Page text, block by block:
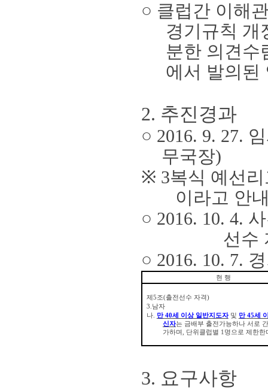
○ 클럽간 이해
경기규칙 개
분한 의견수
에서 발의된
2. 추진경과
○ 2016. 9. 27.
무국장)
※ 3복식 예선
이라고 안
○ 2016. 10. 4.
선수
○ 2016. 10. 7.
현 행
제5조(출전선수 자격)
3. 남자
나. 만40세 이상 일반지도자 및 만45세
신자는 금배부 출전가능하나 서로
가하며
단위클럽별 1 명으로 제한한
3. 요구사항